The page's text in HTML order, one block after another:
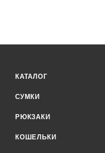
КАТАЛОГ
СУМКИ
РЮКЗАКИ
КОШЕЛЬКИ